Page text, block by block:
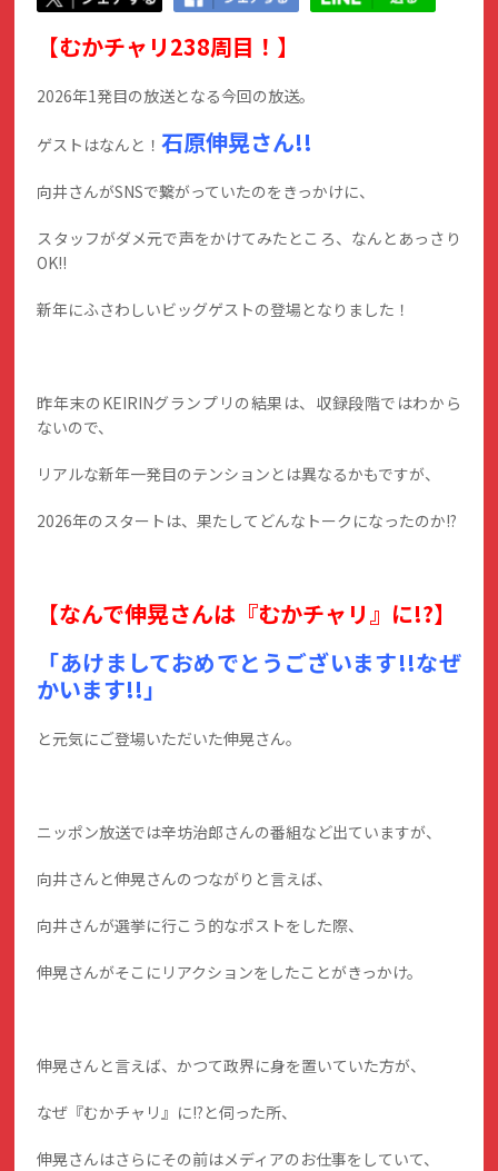
【むかチャリ238周目！】
2026年1発目の放送となる今回の放送。
ゲストはなんと！石原伸晃さん!!
向井さんがSNSで繋がっていたのをきっかけに、
スタッフがダメ元で声をかけてみたところ、なんとあっさり
OK!!
新年にふさわしいビッグゲストの登場となりました！
昨年末のKEIRINグランプリの結果は、収録段階ではわから
ないので、
リアルな新年一発目のテンションとは異なるかもですが、
2026年のスタートは、果たしてどんなトークになったのか!?
【なんで伸晃さんは『むかチャリ』に!?】
「あけましておめでとうございます!!なぜ
かいます!!」
と元気にご登場いただいた伸晃さん。
ニッポン放送では辛坊治郎さんの番組など出ていますが、
向井さんと伸晃さんのつながりと言えば、
向井さんが選挙に行こう的なポストをした際、
伸晃さんがそこにリアクションをしたことがきっかけ。
伸晃さんと言えば、かつて政界に身を置いていた方が、
なぜ『むかチャリ』に!?と伺った所、
伸晃さんはさらにその前はメディアのお仕事をしていて、